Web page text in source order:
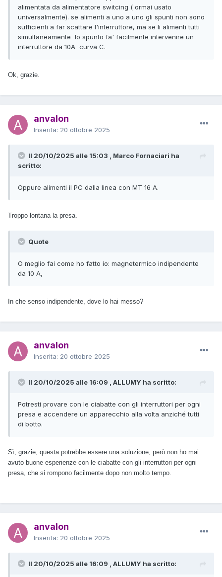
alimentata da alimentatore switcing ( ormai usato
universalmente). se alimenti a uno a uno gli spunti non sono
sufficienti a far scattare l'interruttore, ma se li alimenti tutti
simultaneamente lo spunto fa' facilmente intervenire un
interruttore da 10A curva C.
Ok, grazie.
anvalon
Inserita: 20 ottobre 2025
Il 20/10/2025 alle 15:03 , Marco Fornaciari ha
scritto:
Oppure alimenti il PC dalla linea con MT 16 A.
Troppo lontana la presa.
Quote
O meglio fai come ho fatto io: magnetermico indipendente
da 10 A,
In che senso indipendente, dove lo hai messo?
anvalon
Inserita: 20 ottobre 2025
Il 20/10/2025 alle 16:09 , ALLUMY ha scritto:
Potresti provare con le ciabatte con gli interruttori per ogni
presa e accendere un apparecchio alla volta anziché tutti
di botto.
Sì, grazie, questa potrebbe essere una soluzione, però non ho mai
avuto buone esperienze con le ciabatte con gli interruttori per ogni
presa, che si rompono facilmente dopo non molto tempo.
anvalon
Inserita: 20 ottobre 2025
Il 20/10/2025 alle 16:09 , ALLUMY ha scritto: